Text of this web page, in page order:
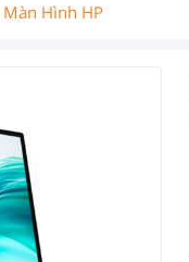
Màn Hình HP